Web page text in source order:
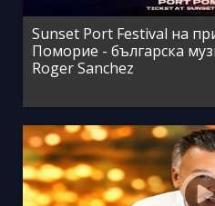
Sunset Port Festival на
Поморие - българска
Roger Sanchez